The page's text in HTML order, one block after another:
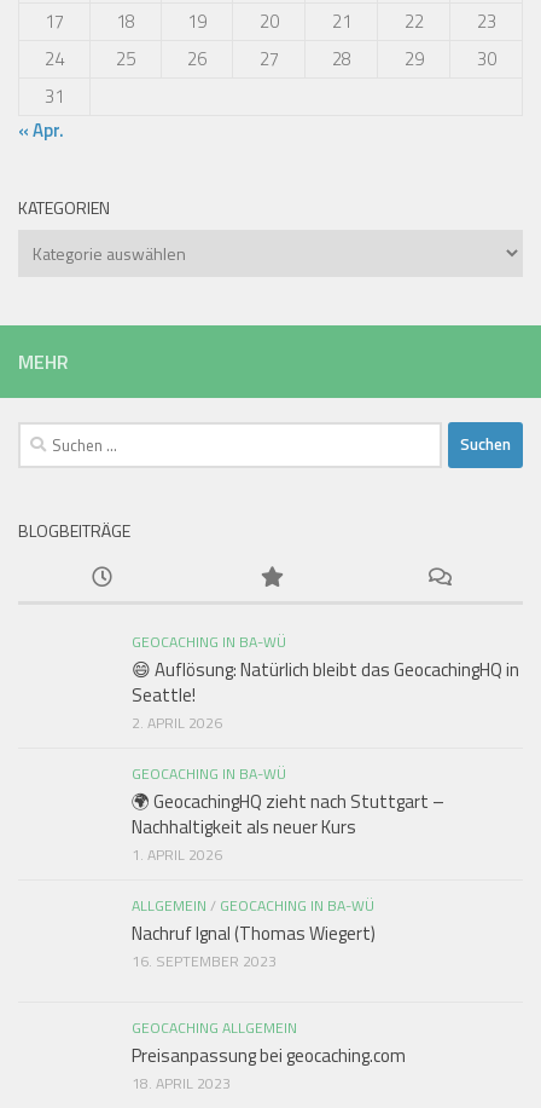
17
18 19 20 21 22
23
24
25 26 27 28 29
30
31
« Apr.
KATEGORIEN
Kategorien
MEHR
Suchen
nach:
BLOGBEITRÄGE
GEOCACHING IN BA-WÜ
😄 Auflösung: Natürlich bleibt das GeocachingHQ in
Seattle!
2. APRIL 2026
GEOCACHING IN BA-WÜ
🌍 GeocachingHQ zieht nach Stuttgart –
Nachhaltigkeit als neuer Kurs
1. APRIL 2026
ALLGEMEIN / GEOCACHING IN BA-WÜ
Nachruf Ignal (Thomas Wiegert)
16. SEPTEMBER 2023
GEOCACHING ALLGEMEIN
Preisanpassung bei geocaching.com
18. APRIL 2023